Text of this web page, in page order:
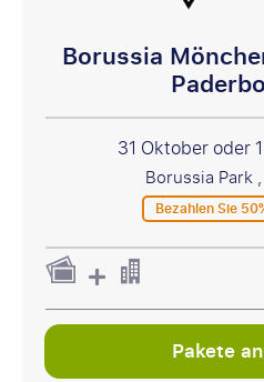
Borussia
31 Oktober oder
Borussia Park
Bezahlen Sie
Pakete